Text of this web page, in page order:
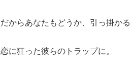
だからあなたもどうか、引っ掛か
恋に狂った彼らのトラップに。